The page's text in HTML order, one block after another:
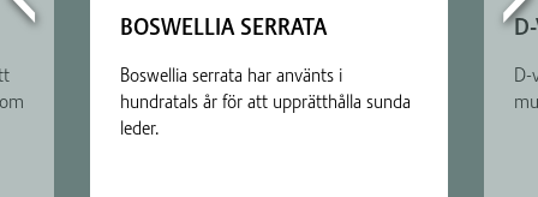
BOSWELLIA SERRATA
Boswellia serrata har använts i
hundratals år för att upprätthålla sunda
leder.
D-